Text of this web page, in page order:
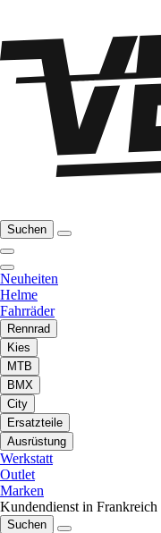
Suchen
Neuheiten
Helme
Fahrräder
Rennrad
Kies
MTB
BMX
City
Ersatzteile
Ausrüstung
Werkstatt
Outlet
Marken
Kundendienst in Frankreich
Suchen